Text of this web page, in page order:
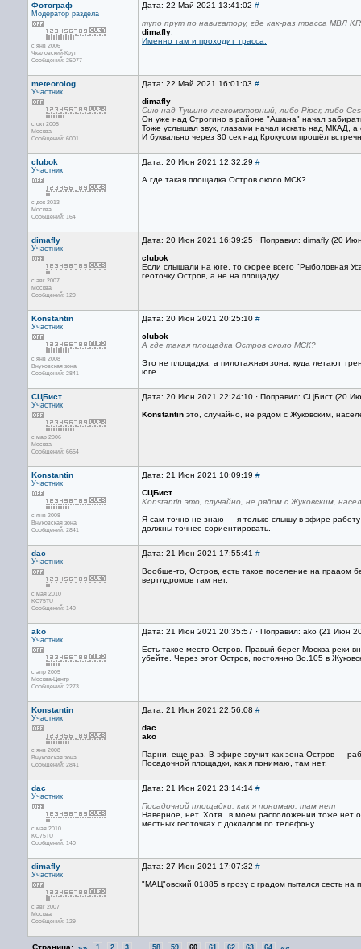
Фотограф
Модератор раздела
с янв 2006
Чкаловский-Круг
Сообщений: 25077
Дата: 22 Май 2021 13:41:02 #
тупо прут по навигатору, где как-раз трасса МВЛ
dimafly:
Именно там и проходит трасса.
meteorolog
Участник
с окт 2005
Москва
Сообщений: 6001
Дата: 22 Май 2021 16:01:03 #
dimafly
Сию над Тушино легкомоторный, либо Piper, либо
Он уже над Строгино в районе "Ашана" начал
Тоже услышал звук, глазами начал искать над МКАД,
И буквально через 30 сек над Крокусом прошёл
clubok
Участник
с дек 2013
Москва
Сообщений: 164
Дата: 20 Июн 2021 12:32:29 #
А где такая площадка Остров около МСК?
dimafly
Участник
с авг 2007
Москва
Сообщений: 129
Дата: 20 Июн 2021 16:39:25 · Поправил: dimafly (20
clubok
Если слышали на юге, то скорее всего "Рыболовная
геоточку Остров, а не на площадку.
Konstantin
Участник
с янв 2008
Внуковская зона
Сообщений: 2841
Дата: 20 Июн 2021 20:25:10 #
clubok
А где такая площадка Остров около МСК?
Это не площадка, а пилотажная зона, куда летают
юге.
СЦБист
Участник
с мар 2006
Москва
Сообщений: 6654
Дата: 20 Июн 2021 22:24:10 · Поправил: СЦБист (20
Konstantin это, случайно, не рядом с Жуковским,
Konstantin
Участник
с янв 2008
Внуковская зона
Сообщений: 2841
Дата: 21 Июн 2021 10:09:19 #
СЦБист
Konstantin это, случайно, не рядом с Жуковским,
Я сам точно не знаю — я только слышу в эфире
должны точнее сориентировать.
dac
Участник
с мая 2010
KO75TU
Сообщений: 140
Дата: 21 Июн 2021 17:55:41 #
Вообще-то, Остров, есть такое поселение на прааом
вертлдромов там нет.
ako
Участник
с апр 2005
Москва-Центр
Сообщений: 2273
Дата: 21 Июн 2021 20:35:57 · Поправил: ako (21 Июн
Есть такое место Остров. Правый берег Москва-
убейте. Через этот Остров, постоянно Bo.105 в
Konstantin
Участник
с янв 2008
Внуковская зона
Сообщений: 2841
Дата: 21 Июн 2021 22:56:08 #
dac
ako
Парни, еще раз. В эфире звучит как зона Остров —
Посадочной площадки, как я понимаю, там нет.
dac
Участник
с мая 2010
KO75TU
Сообщений: 140
Дата: 21 Июн 2021 23:14:14 #
Посадочной площадки, как я понимаю, там нет
Наверное, нет. Хотя.. в моем расположении тоже нет
местных геоточках с докладом по телефону.
dimafly
Участник
с авг 2007
Москва
Сообщений: 129
Дата: 27 Июн 2021 17:07:32 #
"МАЦ"овский 01885 в грозу с градом пытался сесть
Страница: «« 1 2 3 58 59 60 61 62 63 64 »»